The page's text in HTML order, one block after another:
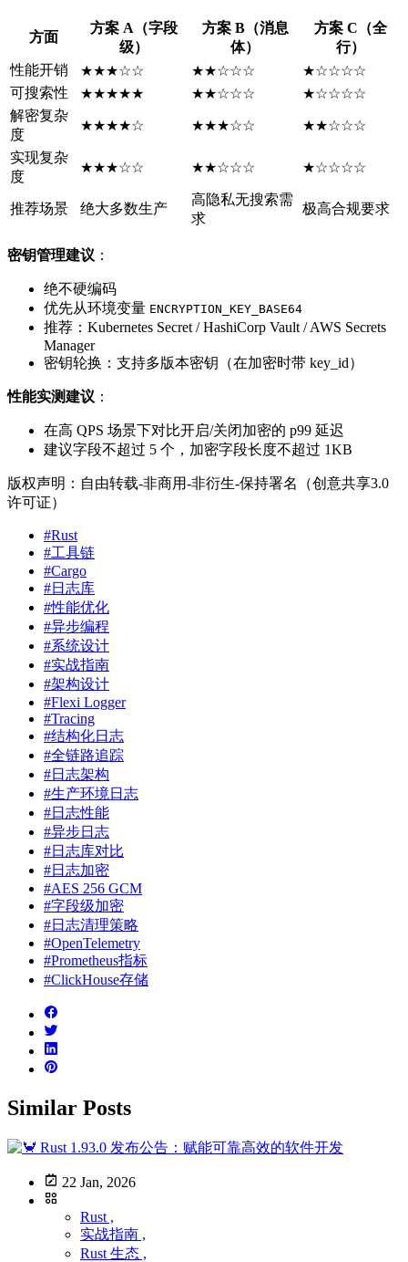
方面
方案 A（字段
级）
方案 B（消息
体）
方案 C（全
行）
性能开销
★★★☆☆ ★★☆☆☆
★☆☆☆☆
可搜索性
★★★★★ ★★☆☆☆
★☆☆☆☆
解密复杂
度
★★★★☆ ★★★☆☆ ★★☆☆☆
实现复杂
度
★★★☆☆ ★★☆☆☆ ★☆☆☆☆
推荐场景 绝大多数生产
高隐私无搜索需
求
极高合规要求
密钥管理建议 ：
绝不硬编码
优先从环境变量 ENCRYPTION_KEY_BASE64
推荐：Kubernetes Secret / HashiCorp Vault / AWS Secrets
Manager
密钥轮换：支持多版本密钥（在加密时带 key_id）
性能实测建议 ：
在高 QPS 场景下对比开启/关闭加密的 p99 延迟
建议字段不超过 5 个，加密字段长度不超过 1KB
版权声明：自由转载-非商用-非衍生-保持署名（创意共享3.0
许可证）
#Rust
#工具链
#Cargo
#日志库
#性能优化
#异步编程
#系统设计
#实战指南
#架构设计
#Flexi Logger
#Tracing
#结构化日志
#全链路追踪
#日志架构
#生产环境日志
#日志性能
#异步日志
#日志库对比
#日志加密
#AES 256 GCM
#字段级加密
#日志清理策略
#OpenTelemetry
#Prometheus指标
#ClickHouse存储
Similar Posts
22 Jan, 2026
Rust ,
实战指南 ,
Rust 生态 ,